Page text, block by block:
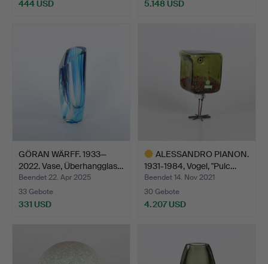
444 USD 5.148 USD
GÖRAN WÄRFF. 1933—
2022. Vase, Überhangglas…
Beendet 22. Apr 2025
33 Gebote
331 USD
ALESSANDRO PIANON.
1931-1984, Vogel, "Pulc…
Beendet 14. Nov 2021
30 Gebote
4.207 USD